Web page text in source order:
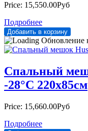
Price: 15,550.00Руб
Подробнее
Обновление
Спальный
-28°С 220х85см
Price: 15,660.00Руб
Подробнее